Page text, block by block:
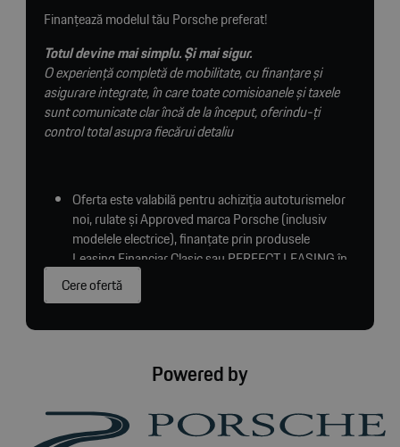
Finanțează modelul tău Porsche preferat!
Totul devine mai simplu. Și mai sigur.
O experiență completă de mobilitate, cu finanțare și
asigurare integrate, în care toate comisioanele și taxele
sunt comunicate clar încă de la început, oferindu-ți
control total asupra fiecărui detaliu
Oferta este valabilă pentru achiziția autoturismelor
noi, rulate și Approved marca Porsche (inclusiv
modelele electrice), finanțate prin produsele
Leasing Financiar Clasic sau PERFECT LEASING în
EUR, oferite de către Porsche Leasing România
IFN S.A.
15% discount la cotațiile CASCO prin Porsche
Oferta se adresează persoanelor fizice și juridice și
Oferta nu se cumulează cu alte promoții în derulare
susținute de către Porsche Leasing România IFN
Cere ofertă
Powered by